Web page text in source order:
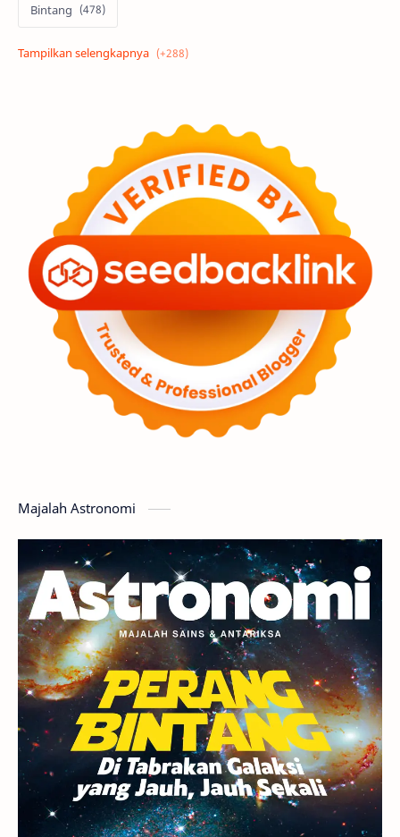
Bintang
Alam semesta Galaksi
Tata Surya Hype
Asteroid Observasi
Premium Komet Bulan
Penelitian Serba-serbi Satelit
Luar Angkasa Video Aurora
Supernova Nebula Sponsored
Mars Planet Katai
GMT 2016
Planet Kerdil Bumi Pengetahuan
Berita Hujan Meteor Satelit Alami
Rasi Bintang Teleskop Saturnus
GBT 2018 UFO Advertorial
Astrofotografi
Stasiun Luar Angkasa Internasional
Gugus Bintang Menarik Dibaca
Majalah Astronomi